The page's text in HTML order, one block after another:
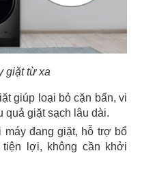
giặt từ xa
giúp loại bỏ cặn bẩn, vi
quả giặt sạch lâu dài.
máy đang giặt, hỗ trợ bổ
lợi, không cần khởi